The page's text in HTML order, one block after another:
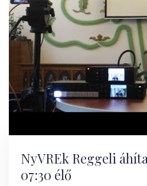
NyVREk Reggeli
07:30 élő